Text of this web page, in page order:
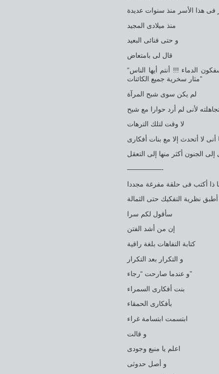
فى هذا الأسر منذ سنوات عديدة
منذ ميلادى المجيد
و حتى فنائى البعيد
قال لى بامتعاض
“لقد حق فيكم قول الله … تفسدون فيها و تسفكون الدماء !!! أنتم أيها الناس
مثار سخرية جميع الكائنات”
لم يكن سوى شبح المرآة
لأنى لم أرد حوارا مع شبح
لا وقت لتلك الترهات
أنى لا أتحدث إلا مع بنات أفكارى
الجنون أكثر منها إلى التعقل
—————-
ذا أكتب فى حلقة مفرغة مجددا
أطبق نظرية التفكيك حتى الثمالة
سأقول لكم سرا
إن من أشد الفتن
كتابة التفاهات بلغة راقية
و التكرار بعد التكرار
و عندما صارحت “رجاء”
بنت أفكارى السمراء
بأفكارى الحمقاء
ابتسمت ابتسامة غراء
و قالت
اعلم يا منبع وجودى
و أصل حدوثى